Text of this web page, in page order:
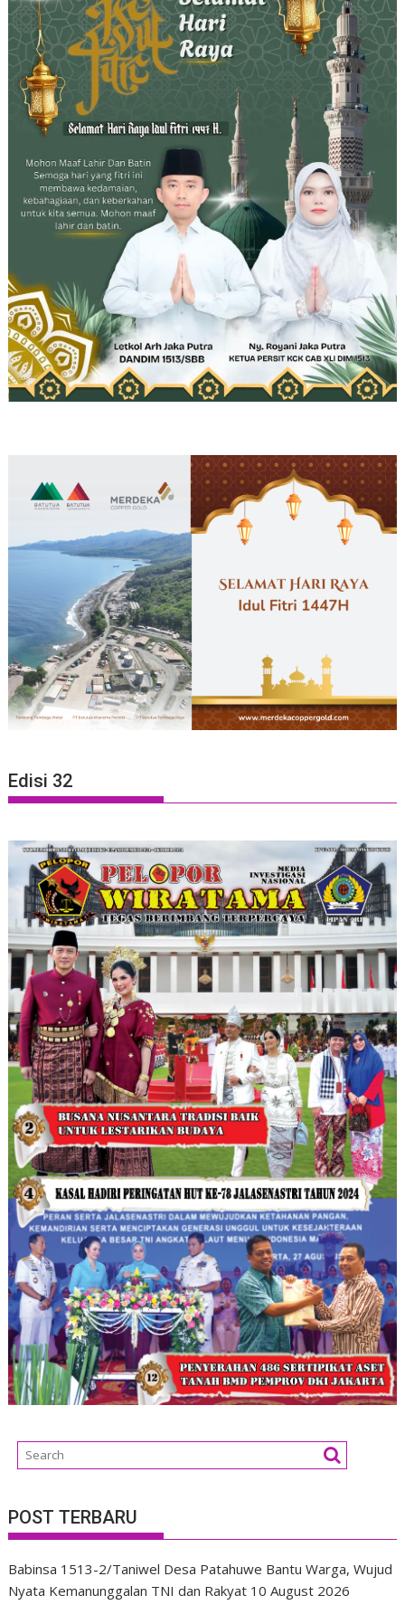
Edisi 32
POST TERBARU
Babinsa 1513-2/Taniwel Desa Patahuwe Bantu Warga, Wujud
Nyata Kemanunggalan TNI dan Rakyat 10 August 2026